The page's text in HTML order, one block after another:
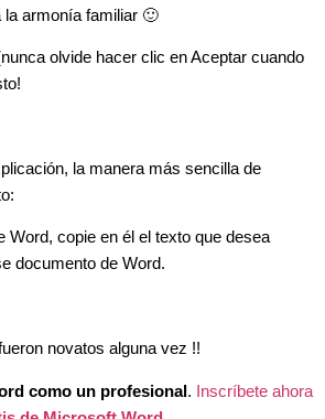
la armonía familiar 🙂
olvide hacer clic en Aceptar cuando
la manera más sencilla de
Word, copie en él el texto que desea
documento de Word.
novatos alguna vez !!
como un profesional. Inscríbete ahora